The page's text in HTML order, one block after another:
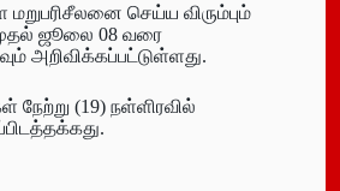
செய்ய விரும்பும்
ஜூலை 08 வரை
அறிவிக்கப்பட்டுள்ளது.
நேற்று (19) நள்ளிரவில்